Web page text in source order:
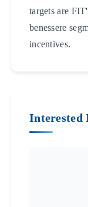
targets are
benessere
incentives.
Interested